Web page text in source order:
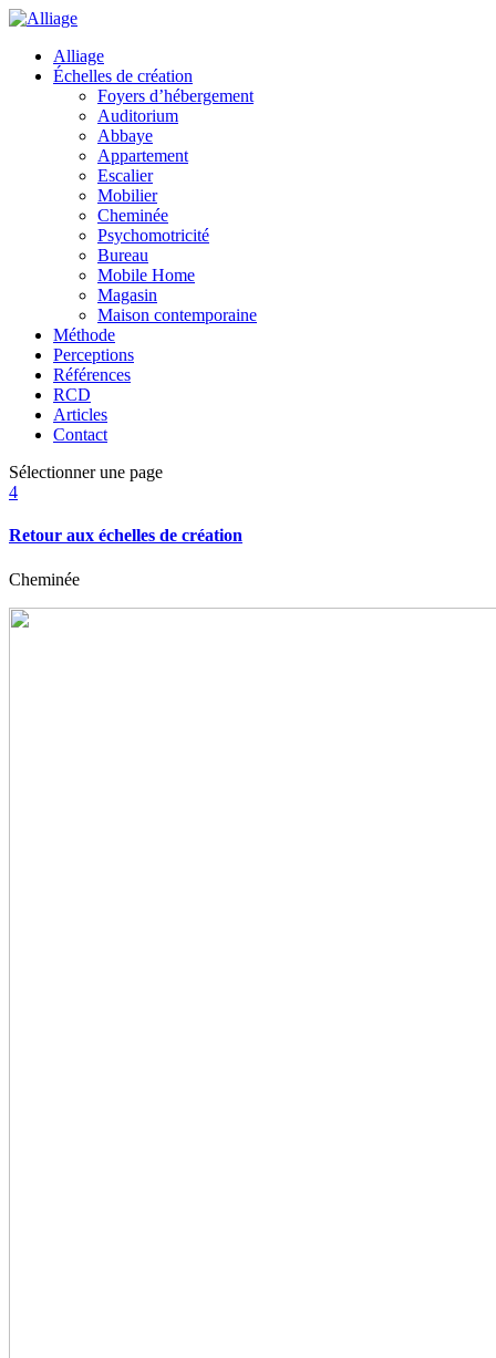
Alliage
Échelles de création
Foyers d’hébergement
Auditorium
Abbaye
Appartement
Escalier
Mobilier
Cheminée
Psychomotricité
Bureau
Mobile Home
Magasin
Maison contemporaine
Méthode
Perceptions
Références
RCD
Articles
Contact
Sélectionner une page
4
Retour aux échelles de création
Cheminée